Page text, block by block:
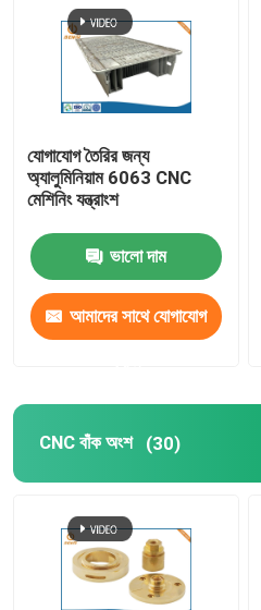
যোগাযোগ তৈরির জন্য
অ্যালুমিনিয়াম 6063 CNC
মেশিনিং যন্ত্রাংশ
ভালো দাম
আমাদের সাথে যোগাযোগ
CNC বাঁক অংশ (30)